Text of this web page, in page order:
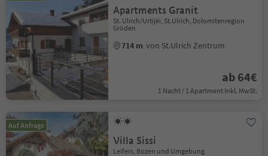
Apartments Granit
St. Ulrich/Urtijëi, St.Ulrich, Dolomitenregion
Gröden
714 m von St.Ulrich Zentrum
ab 64€
1 Nacht / 1 Apartment Inkl. MwSt.
Auf Anfrage
Villa Sissi
Leifers, Bozen und Umgebung